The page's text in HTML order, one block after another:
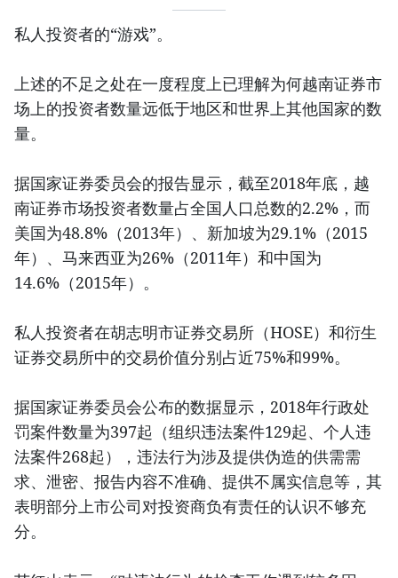
私人投资者的“游戏”。
上述的不足之处在一度程度上已理解为何越南证券市
场上的投资者数量远低于地区和世界上其他国家的数
量。
据国家证券委员会的报告显示，截至2018年底，越
南证券市场投资者数量占全国人口总数的2.2%，而
美国为48.8%（2013年）、新加坡为29.1%（2015
年）、马来西亚为26%（2011年）和中国为
14.6%（2015年）。
私人投资者在胡志明市证券交易所（HOSE）和衍生
证券交易所中的交易价值分别占近75%和99%。
据国家证券委员会公布的数据显示，2018年行政处
罚案件数量为397起（组织违法案件129起、个人违
法案件268起），违法行为涉及提供伪造的供需需
求、泄密、报告内容不准确、提供不属实信息等，其
表明部分上市公司对投资商负有责任的认识不够充
分。